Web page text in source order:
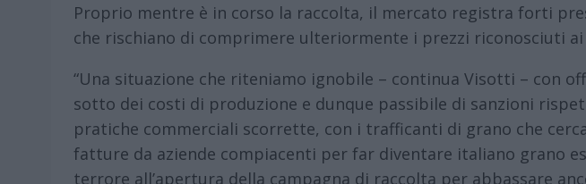
Proprio mentre è in corso la raccolta, il mercato registra forti
che rischiano di comprimere ulteriormente i prezzi riconosciuti
“Una situazione che riteniamo ignobile – continua Visotti – con
sotto dei costi di produzione e dunque passibile di sanzioni
pratiche commerciali scorrette, con i trafficanti di grano che
fatture da aziende compiacenti per far diventare italiano grano
terrore all’apertura della campagna di raccolta per abbassare